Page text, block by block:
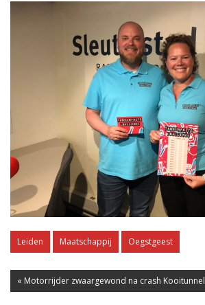
Leiden Maatschappij Oegstgeest
« Motorrijder zwaargewond na crash Kooitunnel